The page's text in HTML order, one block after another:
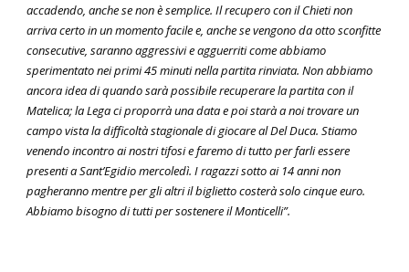
accadendo, anche se non è semplice. Il recupero con il Chieti non
arriva certo in un momento facile e, anche se vengono da otto sconfitte
consecutive, saranno aggressivi e agguerriti come abbiamo
sperimentato nei primi 45 minuti nella partita rinviata. Non abbiamo
ancora idea di quando sarà possibile recuperare la partita con il
Matelica; la Lega ci proporrà una data e poi starà a noi trovare un
campo vista la difficoltà stagionale di giocare al Del Duca. Stiamo
venendo incontro ai nostri tifosi e faremo di tutto per farli essere
presenti a Sant’Egidio mercoledì. I ragazzi sotto ai 14 anni non
pagheranno mentre per gli altri il biglietto costerà solo cinque euro.
Abbiamo bisogno di tutti per sostenere il Monticelli”.